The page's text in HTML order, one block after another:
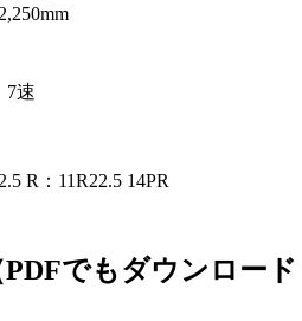
2,250mm
速
R：11R22.5 14PR
PDFでもダウンロード